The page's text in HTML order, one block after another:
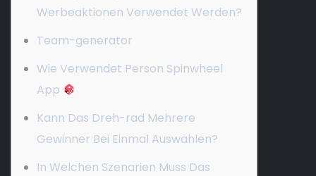
Werbeaktionen Verwendet Werden?
Team-generator
Wie Verwendet Person Spinwheel
App
Kann Das Dreh-rad Mehrere
Gewinner Bei Einmal Auswählen?
In Welchen Szenarien Muss Das